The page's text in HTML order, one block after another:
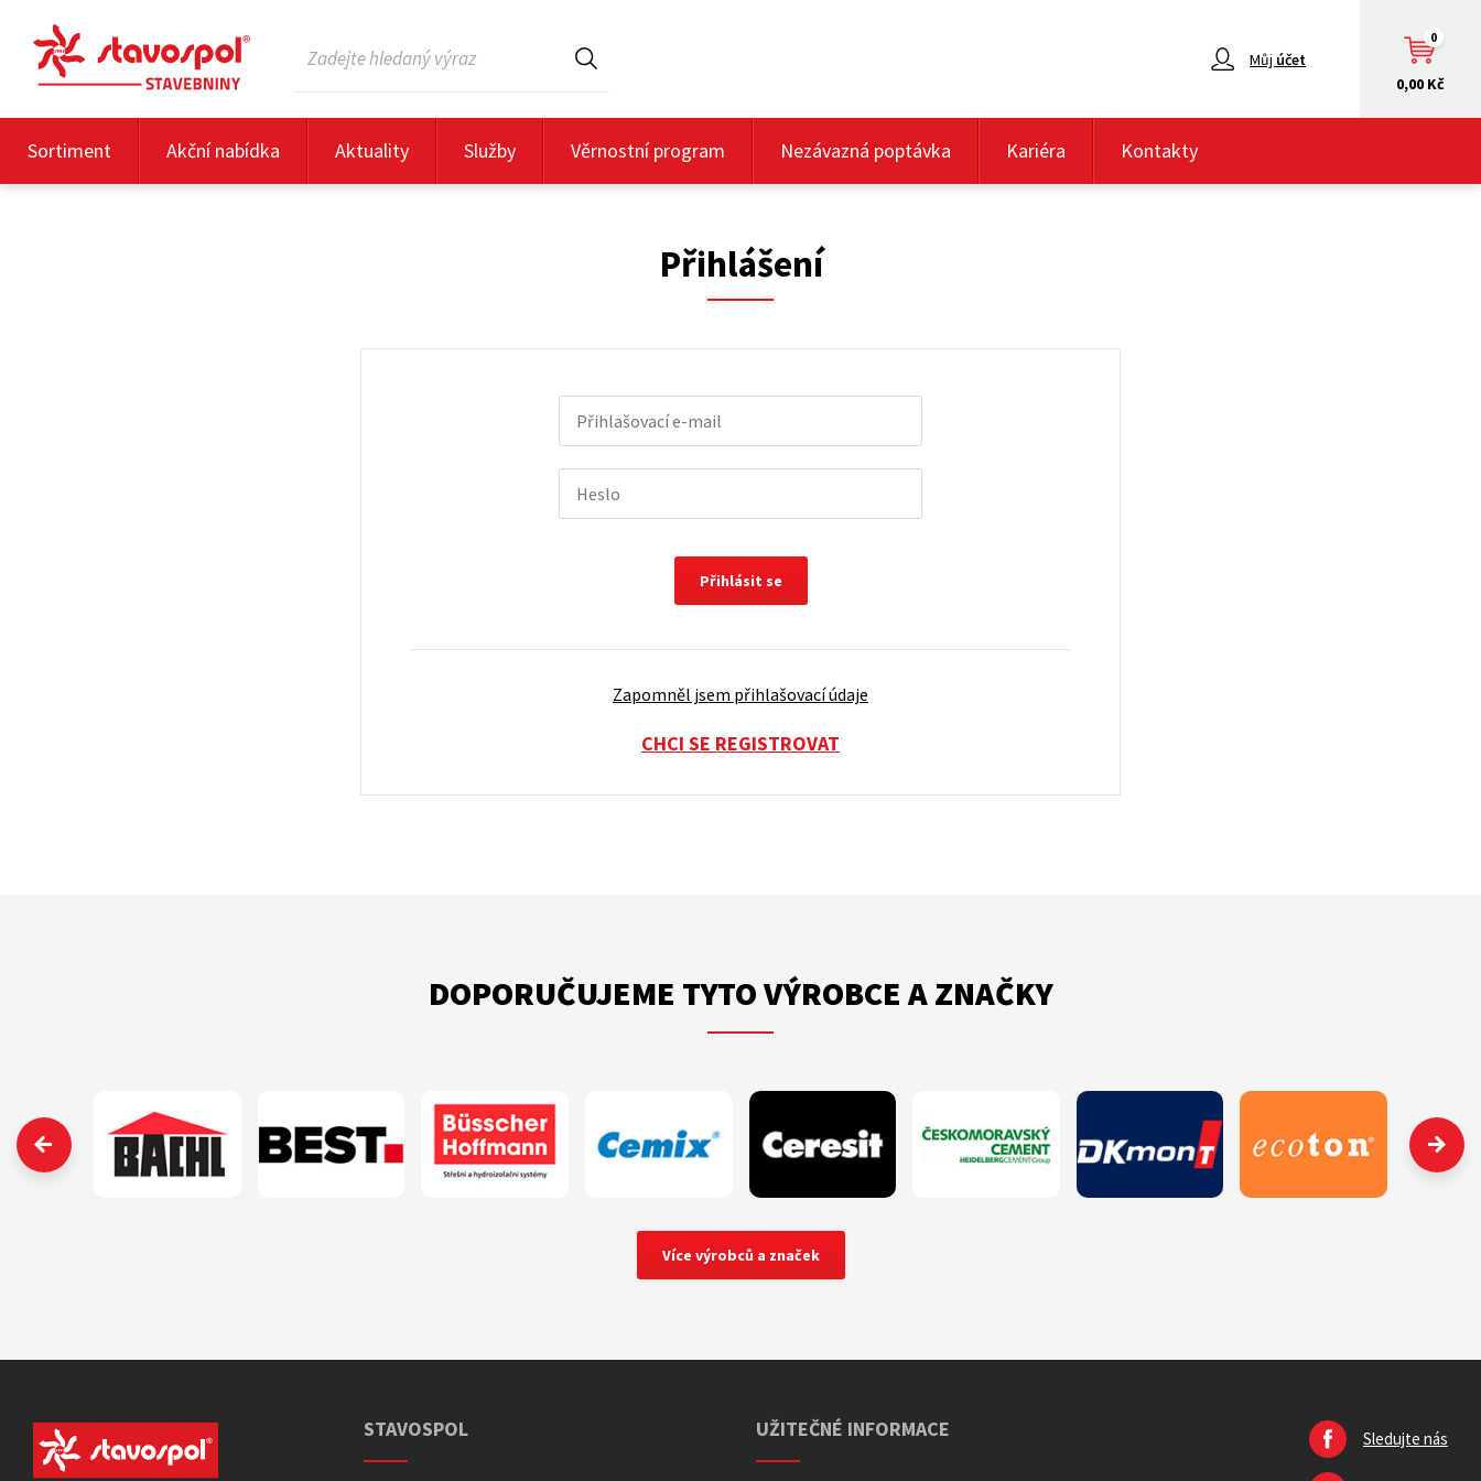
0,00 Kč
0
Můj účet
Sortiment Akční nabídka Aktuality Služby Věrnostní program Nezávazná poptávka Kariéra Kontakty
Přihlášení
Přihlásit se
Zapomněl jsem přihlašovací údaje
CHCI SE REGISTROVAT
DOPORUČUJEME TYTO VÝROBCE A ZNAČKY
‹
Více výrobců a značek
STAVOSPOL UŽITEČNÉ INFORMACE Sledujte nás